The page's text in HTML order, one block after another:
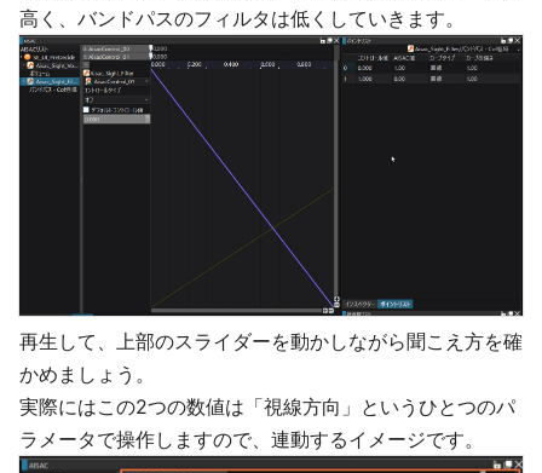
高く、バンドパスのフィルタは低くしていきます。
再生して、上部のスライダーを動かしながら聞こえ方を確
かめましょう。
実際にはこの2つの数値は「視線方向」というひとつのパ
ラメータで操作しますので、連動するイメージです。